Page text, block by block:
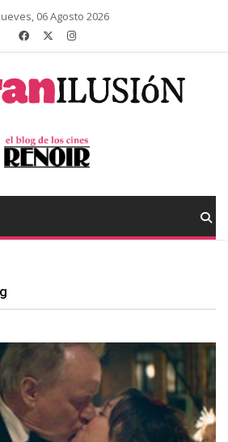
Jueves, 06 Agosto 2026